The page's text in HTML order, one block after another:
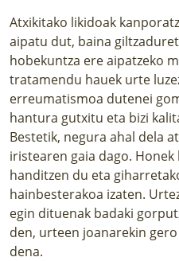
Atxikitako likidoak
aipatu dut, baina
hobekuntza ere aipatzeko
tratamendu hauek urte
erreumatismoa dutenei
hantura gutxitu eta bizi
Bestetik, negura ahal dela
iristearen gaia dago.
handitzen du eta
hainbesterakoa izaten.
egin dituenak badaki
den, urteen joanarekin
dena.